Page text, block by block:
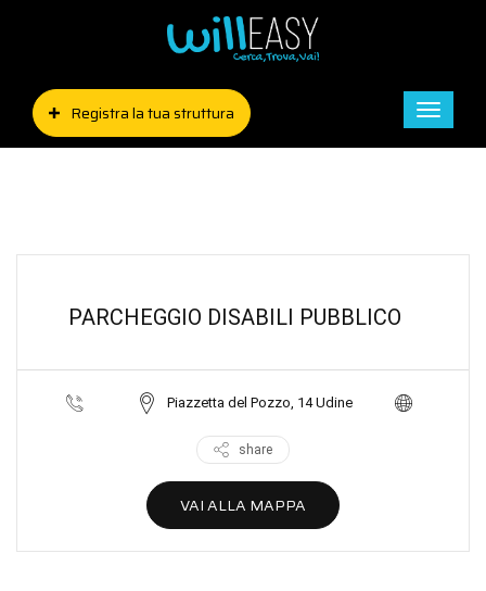
Registra la tua struttura
Toggle
PARCHEGGIO DISABILI PUBBLICO
Piazzetta del Pozzo, 14 Udine
share
VAI ALLA MAPPA